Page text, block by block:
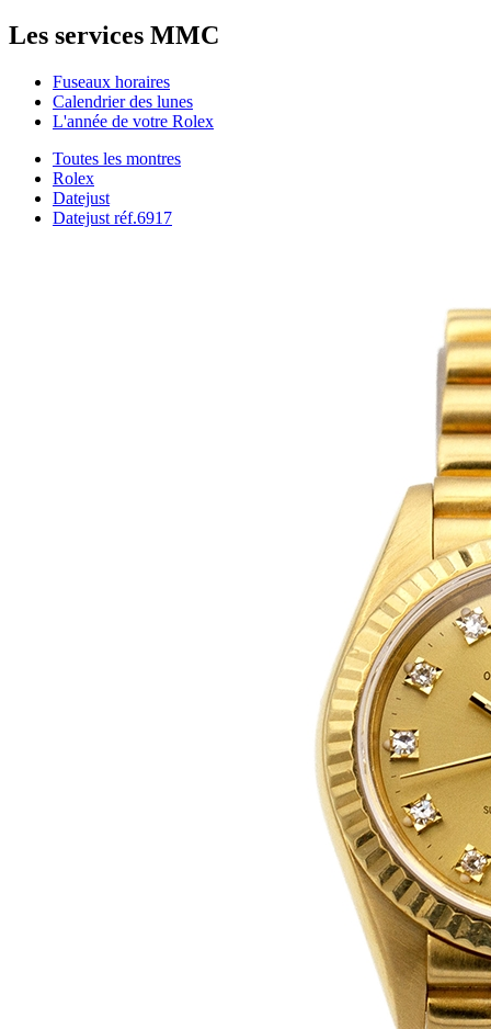
Les services MMC
Fuseaux horaires
Calendrier des lunes
L'année de votre Rolex
Toutes les montres
Rolex
Datejust
Datejust réf.6917